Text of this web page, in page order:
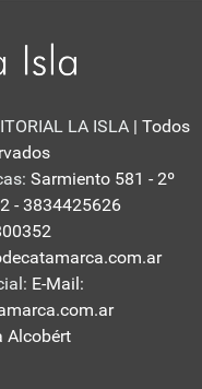
LA ISLA | Todos
Sarmiento 581 - 2º
- 3834425626
E-Mail:
Alcobért